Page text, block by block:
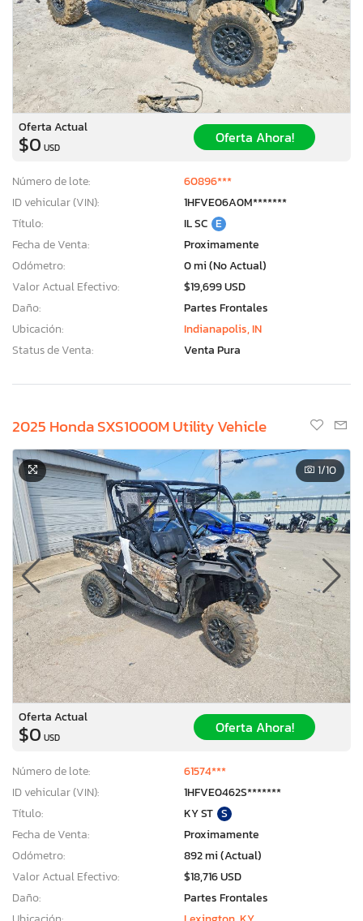
Oferta Actual
$0 USD
Oferta Ahora!
Número de lote:
60896***
ID vehicular (VIN):
1HFVE06A0M*******
Título:
IL SC E
Fecha de Venta:
Proximamente
Odómetro:
0 mi (No Actual)
Valor Actual Efectivo:
$19,699 USD
Daño:
Partes Frontales
Ubicación:
Indianapolis, IN
Status de Venta:
Venta Pura
2025 Honda SXS1000M Utility Vehicle
1/10
Oferta Actual
$0 USD
Oferta Ahora!
Número de lote:
61574***
ID vehicular (VIN):
1HFVE0462S*******
Título:
KY ST S
Fecha de Venta:
Proximamente
Odómetro:
892 mi (Actual)
Valor Actual Efectivo:
$18,716 USD
Daño:
Partes Frontales